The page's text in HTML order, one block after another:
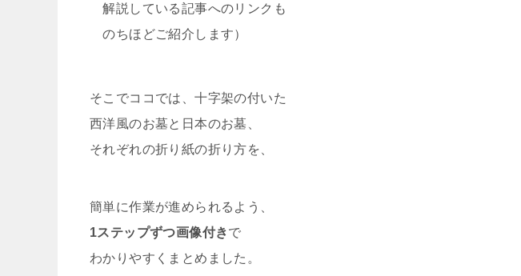
解説している記事へのリンクも
のちほどご紹介します）
そこでココでは、十字架の付いた
西洋風のお墓と日本のお墓、
それぞれの折り紙の折り方を、
簡単に作業が進められるよう、
1ステップずつ画像付きで
わかりやすくまとめました。